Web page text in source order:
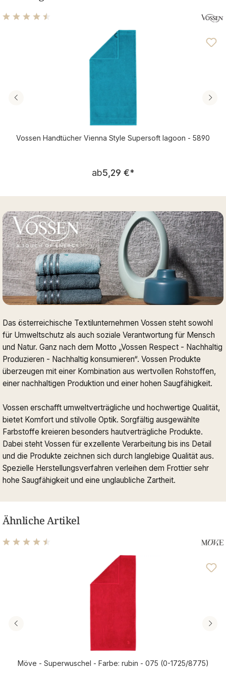
Durchschnittliche Bewertung von 4.46 von 5 Sternen
Vossen Handtücher Vienna Style Supersoft lagoon - 5890
Regulärer Preis:
ab5,29 €*
Das österreichische Textilunternehmen Vossen steht sowohl
für Umweltschutz als auch soziale Verantwortung für Mensch
und Natur. Ganz nach dem Motto „Vossen Respect - Nachhaltig
Produzieren - Nachhaltig konsumieren“. Vossen Produkte
überzeugen mit einer Kombination aus wertvollen Rohstoffen,
einer nachhaltigen Produktion und einer hohen Saugfähigkeit.
Vossen erschafft umweltverträgliche und hochwertige Qualität,
bietet Komfort und stilvolle Optik. Sorgfältig ausgewählte
Farbstoffe kreieren besonders hautverträgliche Produkte.
Dabei steht Vossen für exzellente Verarbeitung bis ins Detail
und die Produkte zeichnen sich durch langlebige Qualität aus.
Spezielle Herstellungsverfahren verleihen dem Frottier sehr
hohe Saugfähigkeit und eine unglaubliche Zartheit.
Ähnliche Artikel
Durchschnittliche Bewertung von 4.56 von 5 Sternen
Möve - Superwuschel - Farbe: rubin - 075 (0-1725/8775)